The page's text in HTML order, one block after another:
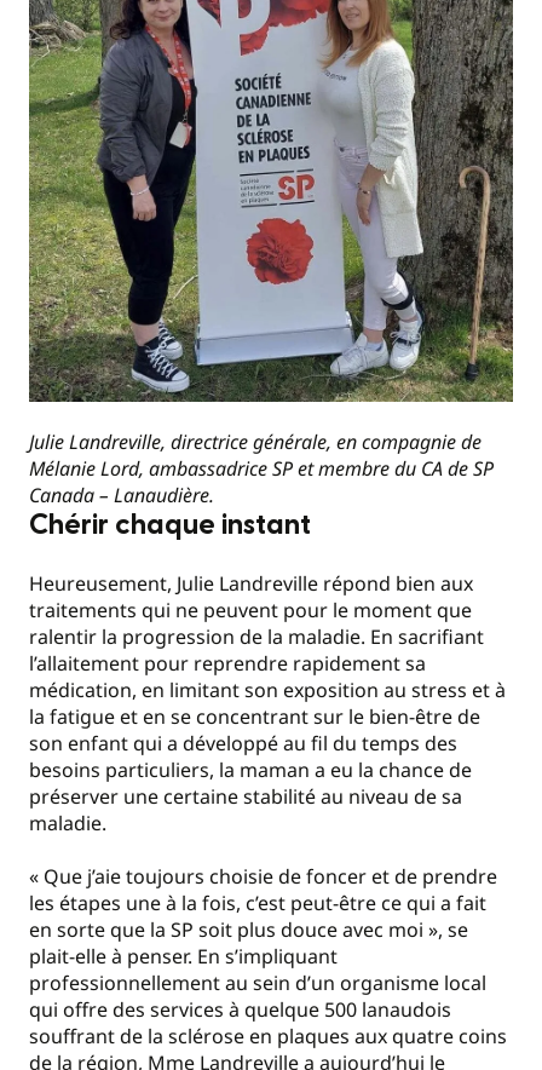
Julie Landreville, directrice générale, en compagnie de
Mélanie Lord, ambassadrice SP et membre du CA de SP
Canada – Lanaudière.
Chérir chaque instant
Heureusement, Julie Landreville répond bien aux
traitements qui ne peuvent pour le moment que
ralentir la progression de la maladie. En sacrifiant
l’allaitement pour reprendre rapidement sa
médication, en limitant son exposition au stress et à
la fatigue et en se concentrant sur le bien-être de
son enfant qui a développé au fil du temps des
besoins particuliers, la maman a eu la chance de
préserver une certaine stabilité au niveau de sa
maladie.
« Que j’aie toujours choisie de foncer et de prendre
les étapes une à la fois, c’est peut-être ce qui a fait
en sorte que la SP soit plus douce avec moi », se
plait-elle à penser. En s’impliquant
professionnellement au sein d’un organisme local
qui offre des services à quelque 500 lanaudois
souffrant de la sclérose en plaques aux quatre coins
de la région, Mme Landreville a aujourd’hui le